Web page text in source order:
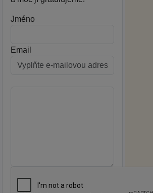
Jméno
Email